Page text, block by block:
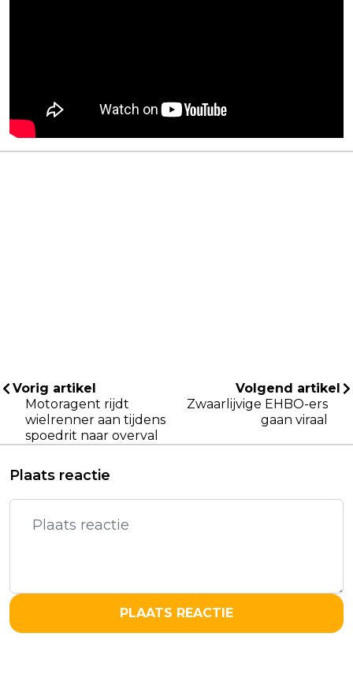
Vorig artikel
Motoragent rijdt
wielrenner aan tijdens
spoedrit naar overval
Volgend artikel
Zwaarlijvige EHBO-ers
gaan viraal
Plaats reactie
PLAATS REACTIE